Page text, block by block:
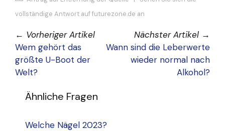
vollständige Antwort auf futurezone.de an
← Vorheriger Artikel
Wem gehört das
größte U-Boot der
Welt?
Nächster Artikel →
Wann sind die Leberwerte
wieder normal nach
Alkohol?
Ähnliche Fragen
Welche Nägel 2023?